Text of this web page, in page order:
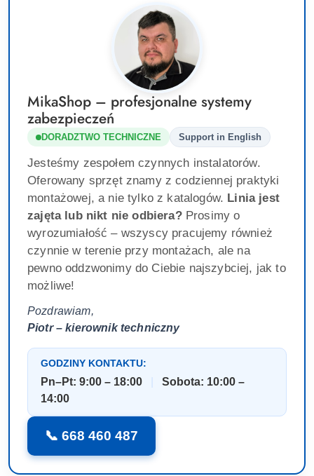
MikaShop – profesjonalne systemy
zabezpieczeń
DORADZTWO TECHNICZNE Support in English
Jesteśmy zespołem czynnych instalatorów.
Oferowany sprzęt znamy z codziennej praktyki
montażowej, a nie tylko z katalogów. Linia jest
zajęta lub nikt nie odbiera?Prosimy o
wyrozumiałość – wszyscy pracujemy również
czynnie w terenie przy montażach, ale na
pewno oddzwonimy do Ciebie najszybciej, jak to
możliwe!
Pozdrawiam,
Piotr – kierownik techniczny
GODZINY KONTAKTU:
Pn–Pt: 9:00 – 18:00
Sobota: 10:00 –
14:00
📞 668 460 487